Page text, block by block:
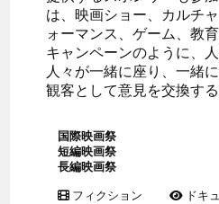
は、映画ショー、カルチ
ォーマンス、ゲーム、教
キャンペーンのように、
人々が一緒に座り、一緒
観客として意見を交換す
国際映画祭
短編映画祭
長編映画祭
フィクション ドキ